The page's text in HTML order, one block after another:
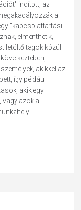
indított; az
a
"kapcsolattartási
elmenthetik,
letöltő tagok közül
akikkel az
így például
akik egy
vagy azok a